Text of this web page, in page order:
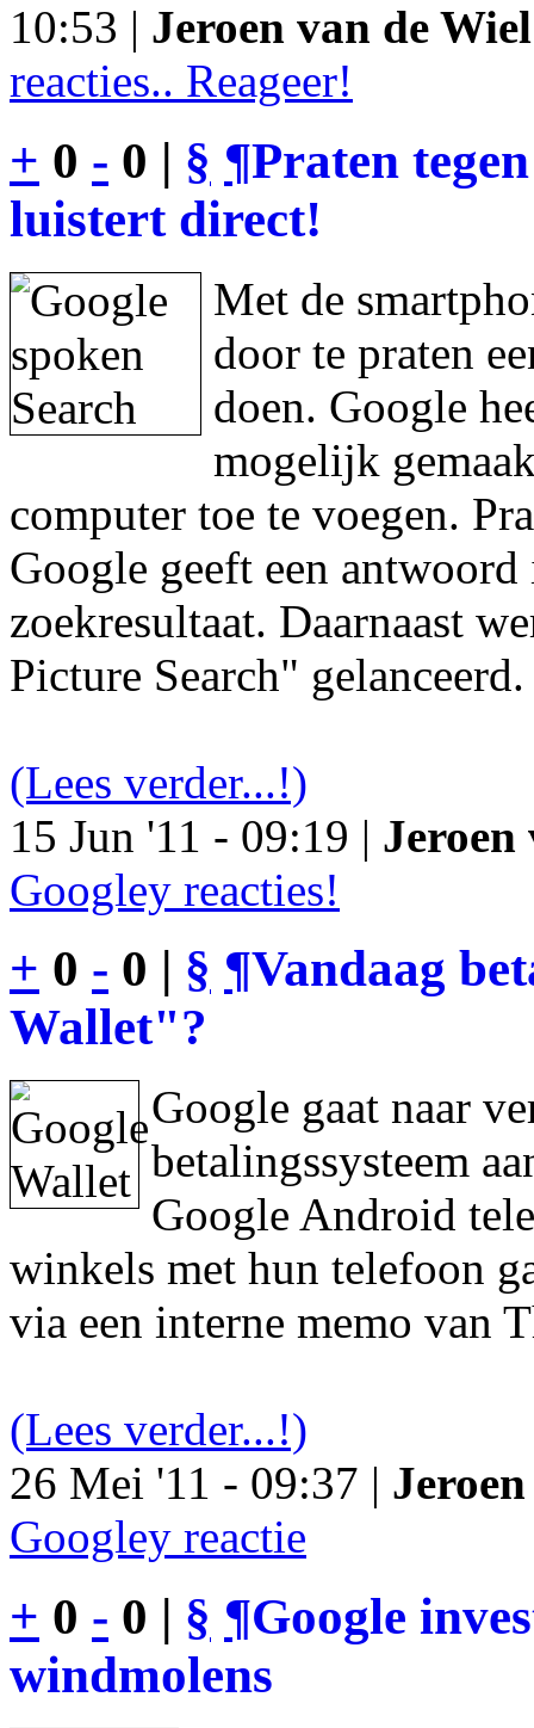
10:53 | Jeroen van de Wiel
reacties.. Reageer!
+ 0 - 0 | § ¶Praten
luistert direct!
Met de
door te praten
doen. Google
mogelijk
computer toe te voegen.
Google geeft een
zoekresultaat. Daarnaast
Picture Search" gelanceerd.
(Lees verder...!)
15 Jun '11 - 09:19 | Jeroen
Googley reacties!
+ 0 - 0 | § ¶Vandaag
Wallet"?
Google gaat naar
betalingssysteem
Google Android
winkels met hun telefoon
via een interne memo van
(Lees verder...!)
26 Mei '11 - 09:37 |
Googley reactie
+ 0 - 0 | § ¶Google
windmolens